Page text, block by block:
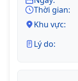
Thời gian:
Khu vực:
Lý do: